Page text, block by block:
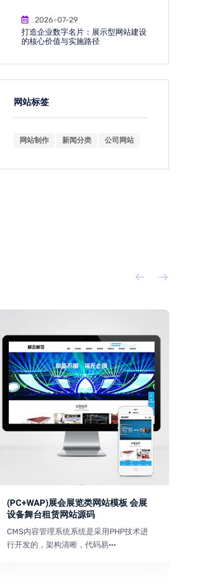
2026-07-29
打造企业数字名片：展示型网站建设
的核心价值与实施路径
网站标签
网站制作 新闻分类 公司网站
(PC+WAP)展会展览类网站模板 会展
设备舞台租赁网站源码
CMS内容管理系统系统是采用PHP技术进
行开发的，架构清晰，代码易···